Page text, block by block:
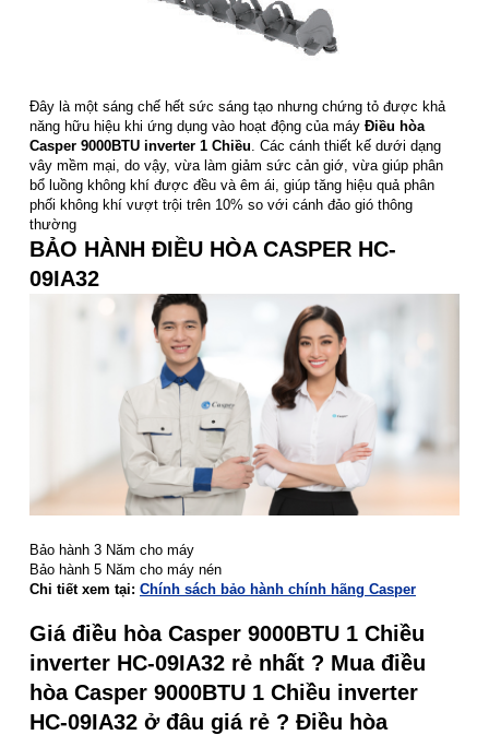
Đây là một sáng chế hết sức sáng tạo nhưng chứng tỏ được khả
năng hữu hiệu khi ứng dụng vào hoạt động của máy Điều hòa
Casper 9000BTU inverter 1 Chiều. Các cánh thiết kế dưới dạng
vây mềm mại, do vậy, vừa làm giảm sức cản giớ, vừa giúp phân
bổ luồng không khí được đều và êm ái, giúp tăng hiệu quả phân
phối không khí vượt trội trên 10% so với cánh đảo gió thông
thường
BẢO HÀNH ĐIỀU HÒA CASPER HC-
09IA32
Bảo hành 3 Năm cho máy
Bảo hành 5 Năm cho máy nén
Chi tiết xem tại: Chính sách bảo hành chính hãng Casper
Giá điều hòa Casper 9000BTU 1 Chiều
inverter HC-09IA32 rẻ nhất ? Mua điều
hòa Casper 9000BTU 1 Chiều inverter
HC-09IA32 ở đâu giá rẻ ? Điều hòa